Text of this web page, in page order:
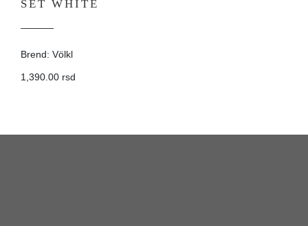
SET WHITE
Brend: Völkl
1,390.00 rsd